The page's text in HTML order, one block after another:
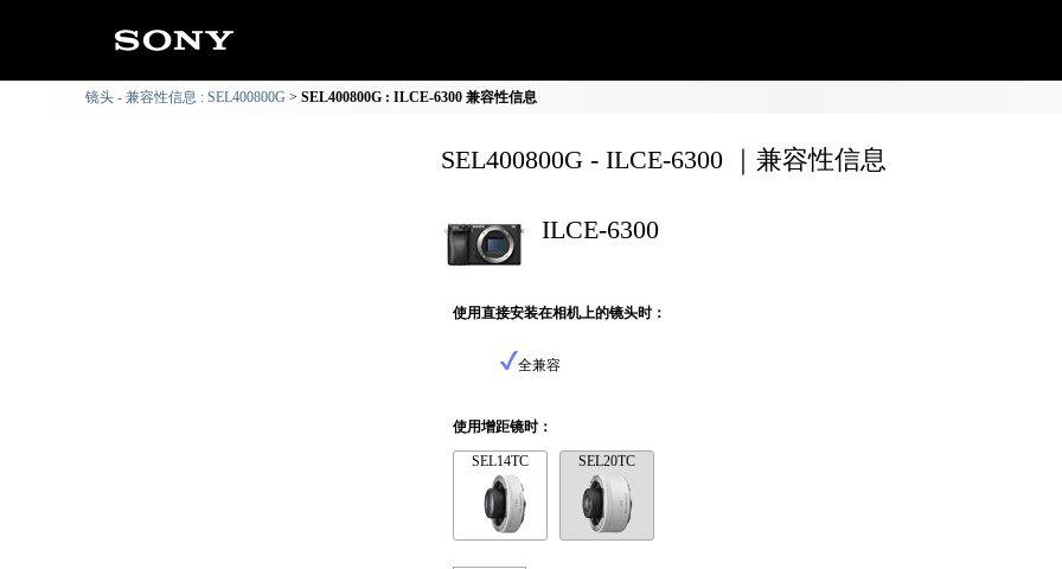
镜头 - 兼容性信息 : SEL400800G SEL400800G : ILCE-6300 兼容性信息
SEL400800G - ILCE-6300 ｜兼容性信息
ILCE-6300
使用直接安装在相机上的镜头时：
全兼容
使用增距镜时：
SEL14TC SEL20TC